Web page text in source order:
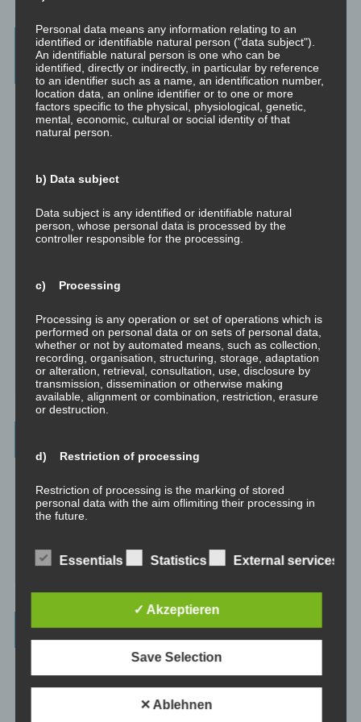
Beratung, Mentoring, Supervision und
Ausbildung
Beratung
Beratung ist das individuelle Aufarbeiten verschiedenster
Problemstellungen durch Interaktion zwischen einer unabhängigen
Mentoring
Erfahrungen durch Interaktion zwischen einer erfahrenen Person
und einem Klienten.
oder anstehenden professionellen Erfahrungen durch Interaktion
Ausbildung
Ausbildung ist die angepasste Vermittlung von allgemeinem Wissen
und praktischen Fertigkeiten zu diesem Wissen durch eine
erfahrene Person an Klienten.
☞ Vertraulichkeitserklärung
☞ Was kostet es?
Wichtigste Seiten - minimedi.online
Hier gibt es die grundlegenden Wissenseinheiten
und Techniken rund um Meditation.
⇒ Meditationen für TransformationHier gibt es Meditationen, die
Personal data means any information relating to an
identified or identifiable natural person ("data subject").
An identifiable natural person is one who can be
identified, directly or indirectly, in particular by reference
to an identifier such as a name, an identification number,
location data, an online identifier or to one or more
factors specific to the physical, physiological, genetic,
mental, economic, cultural or social identity of that
natural person.
b) Data subject
Data subject is any identified or identifiable natural
person, whose personal data is processed by the
controller responsible for the processing.
c) Processing
Processing is any operation or set of operations which is
performed on personal data or on sets of personal data,
whether or not by automated means, such as collection,
recording, organisation, structuring, storage, adaptation
or alteration, retrieval, consultation, use, disclosure by
transmission, dissemination or otherwise making
available, alignment or combination, restriction, erasure
or destruction.
d) Restriction of processing
Restriction of processing is the marking of stored
personal data with the aim oflimiting their processing in
the future.
e) Profiling
Profiling means any form of automated processing of
personal data consisting of the use of personal data to
economic situation, health, personal preferences,
interests, reliability, behaviour, location or movements.
Essentials Statistics External services
✓ Akzeptieren
Save Selection
✕ Ablehnen